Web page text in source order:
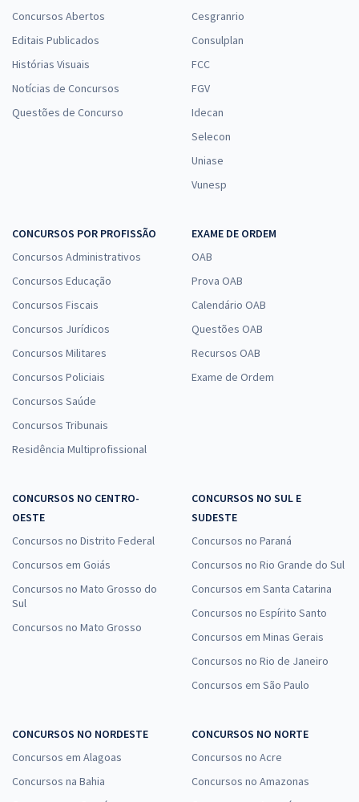
Concursos Abertos
Editais Publicados
Histórias Visuais
Notícias de Concursos
Questões de Concurso
Cesgranrio
Consulplan
FCC
FGV
Idecan
Selecon
Uniase
Vunesp
CONCURSOS POR PROFISSÃO
Concursos Administrativos
Concursos Educação
Concursos Fiscais
Concursos Jurídicos
Concursos Militares
Concursos Policiais
Concursos Saúde
Concursos Tribunais
Residência Multiprofissional
EXAME DE ORDEM
OAB
Prova OAB
Calendário OAB
Questões OAB
Recursos OAB
Exame de Ordem
CONCURSOS NO CENTRO-
OESTE
Concursos no Distrito Federal
Concursos em Goiás
Concursos no Mato Grosso do
Sul
Concursos no Mato Grosso
CONCURSOS NO SUL E
SUDESTE
Concursos no Paraná
Concursos no Rio Grande do Sul
Concursos em Santa Catarina
Concursos no Espírito Santo
Concursos em Minas Gerais
Concursos no Rio de Janeiro
Concursos em São Paulo
CONCURSOS NO NORDESTE
Concursos em Alagoas
Concursos na Bahia
CONCURSOS NO NORTE
Concursos no Acre
Concursos no Amazonas